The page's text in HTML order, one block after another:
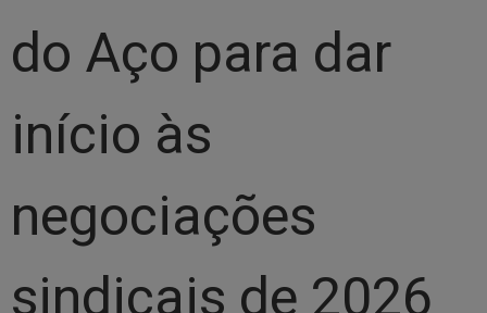
do Aço para dar
início às
negociações